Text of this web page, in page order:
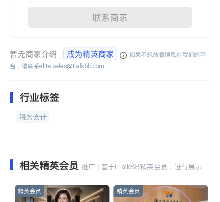
联系商家
暂无商家介绍 成为精英商家
如果不想放置信息在我们的平
台，请联系elite.sales@italkbb.com
行业标签
税务会计
相关精英会员 推广 | 基于iTalkBB精英会员，进行展示
精英会员 精英会员